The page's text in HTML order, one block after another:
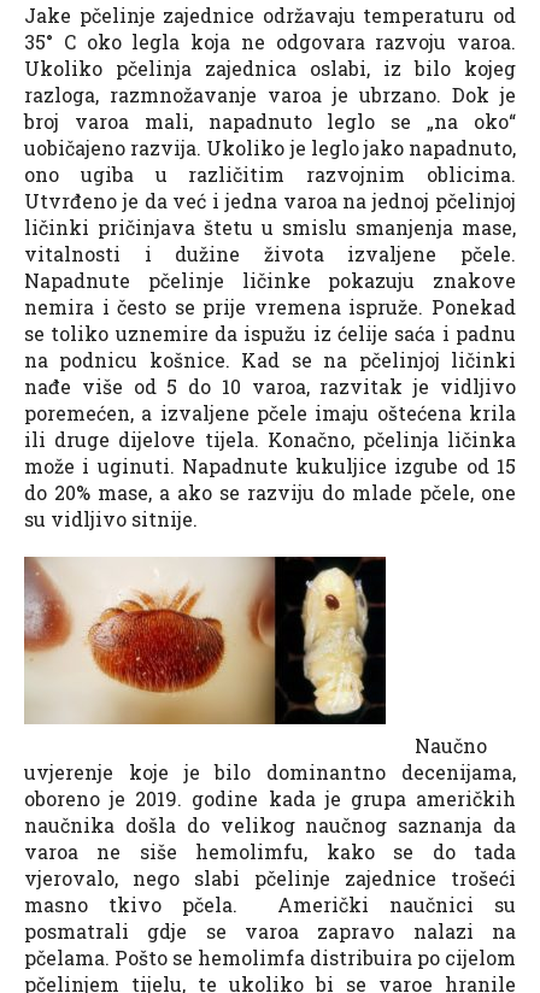
Jake pčelinje zajednice održavaju temperaturu od
35° C oko legla koja ne odgovara razvoju varoa.
Ukoliko pčelinja zajednica oslabi, iz bilo kojeg
razloga, razmnožavanje varoa je ubrzano. Dok je
broj varoa mali, napadnuto leglo se „na oko“
uobičajeno razvija. Ukoliko je leglo jako napadnuto,
ono ugiba u različitim razvojnim oblicima.
Utvrđeno je da već i jedna varoa na jednoj pčelinjoj
ličinki pričinjava štetu u smislu smanjenja mase,
vitalnosti i dužine života izvaljene pčele.
Napadnute pčelinje ličinke pokazuju znakove
nemira i često se prije vremena ispruže. Ponekad
se toliko uznemire da ispužu iz ćelije saća i padnu
na podnicu košnice. Kad se na pčelinjoj ličinki
nađe više od 5 do 10 varoa, razvitak je vidljivo
poremećen, a izvaljene pčele imaju oštećena krila
ili druge dijelove tijela. Konačno, pčelinja ličinka
može i uginuti. Napadnute kukuljice izgube od 15
do 20% mase, a ako se razviju do mlade pčele, one
su vidljivo sitnije.
Naučno
uvjerenje koje je bilo dominantno decenijama,
oboreno je 2019. godine kada je grupa američkih
naučnika došla do velikog naučnog saznanja da
varoa ne siše hemolimfu, kako se do tada
vjerovalo, nego slabi pčelinje zajednice trošeći
masno tkivo pčela. Američki naučnici su
posmatrali gdje se varoa zapravo nalazi na
pčelama. Pošto se hemolimfa distribuira po cijelom
pčelinjem tijelu, te ukoliko bi se varoe hranile